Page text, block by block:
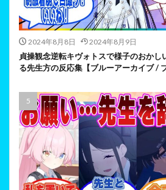
2024年8月8日 2024年8月9日
貞操観念逆転キヴォトスで様子のおかし
る先生方の反応集【ブルーアーカイブ /